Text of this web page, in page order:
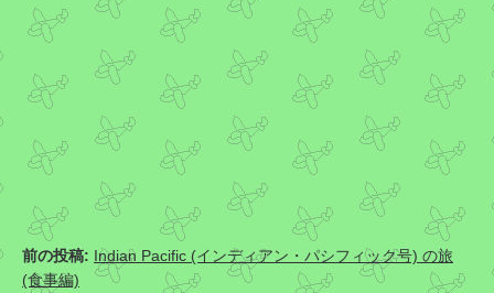
前の投稿: Indian Pacific (インディアン・パシフィック号) の旅
(食事編)